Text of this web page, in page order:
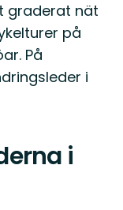
graderat nät
på
På
i
i